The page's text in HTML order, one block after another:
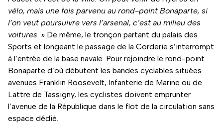
vélo, mais une fois parvenu au rond-point Bonaparte, si
l’on veut poursuivre vers l’arsenal, c’est au milieu des
voitures. » De même, le tronçon partant du palais des
Sports et longeant le passage de la Corderie s’interrompt
à l’entrée de la base navale. Pour rejoindre le rond-point
Bonaparte d’où débutent les bandes cyclables situées
avenues Franklin Roosevelt, Infanterie de Marine ou de
Lattre de Tassigny, les cyclistes doivent emprunter
l’avenue de la République dans le flot de la circulation sans
espace dédié.